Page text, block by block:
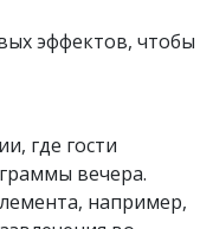
эффектов, чтобы
где гости
вечера.
например,